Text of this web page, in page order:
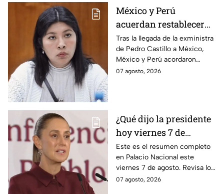
México y Perú
acuerdan restablecer
relaciones
diplomáticas tras
llegada de Betssy
Chávez al país
Tras la llegada de la exministra
de Pedro Castillo a México,
México y Perú acordaron
reanudar relaciones desde
07 agosto, 2026
¿Qué dijo la presidente
hoy viernes 7 de
agosto? Resumen EN
VIVO
Este es el resumen completo
en Palacio Nacional este
viernes 7 de agosto. Revisa los
datos presentados y las
07 agosto, 2026